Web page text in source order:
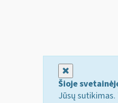
Šioje
Jūsų